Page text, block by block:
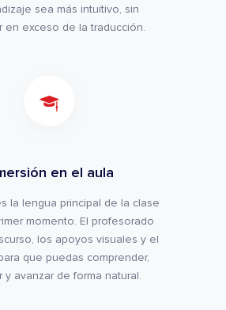
sea más intuitivo, sin
en exceso de la traducción.
en el aula
la lengua principal de la clase
momento. El profesorado
los apoyos visuales y el
que puedas comprender,
y avanzar de forma natural.